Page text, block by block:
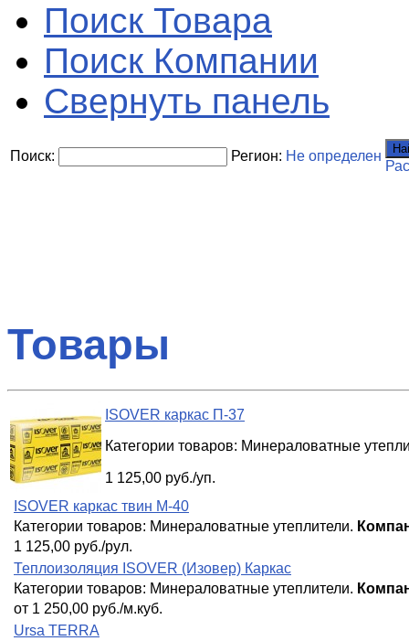
Поиск Товара
Поиск Компании
Свернуть панель
Поиск: Регион: Не определен
Товары
ISOVER каркаc П-37
Категории товаров: Минераловатные
1 125,00 руб./уп.
ISOVER каркас твин М-40
Категории товаров: Минераловатные утеплители.
1 125,00 руб./рул.
Теплоизоляция ISOVER (Изовер) Каркас
Категории товаров: Минераловатные утеплители.
от 1 250,00 руб./м.куб.
Ursa TERRA